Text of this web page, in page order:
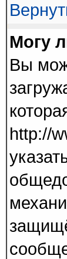
Могу
Вы
http://